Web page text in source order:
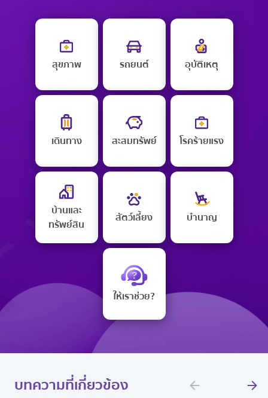
สุขภาพ รถยนต์ อุบัติเหตุ
เดินทาง สะสมทรัพย์ โรคร้ายแรง
บ้านและ
ทรัพย์สิน
สัตว์เลี้ยง บำนาญ
ให้เราช่วย?
บทความที่เกี่ยวข้อง